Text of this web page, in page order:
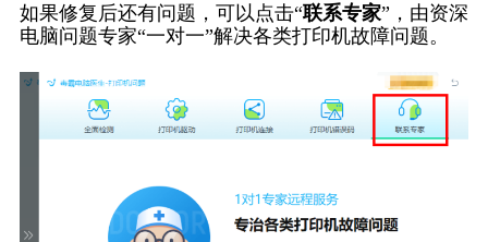
如果修复后还有问题，可以点击“联系专家”，由资深
电脑问题专家“一对一”解决各类打印机故障问题。